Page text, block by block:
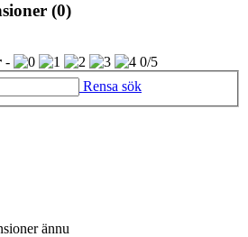
(0)
- 0/5
Rensa sök
ännu